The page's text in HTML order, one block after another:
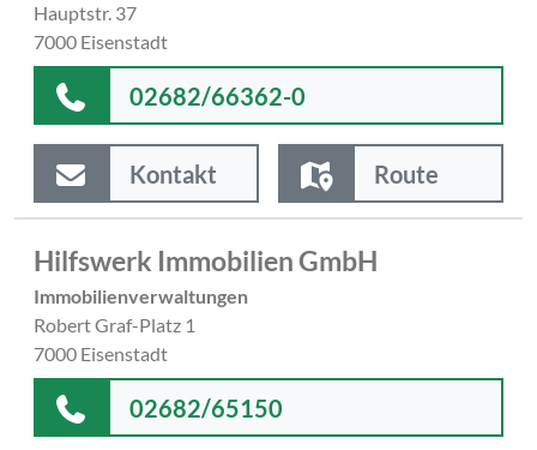
Hauptstr. 37
7000 Eisenstadt
02682/66362-0
Kontakt Route
Hilfswerk Immobilien GmbH
Immobilienverwaltungen
Robert Graf-Platz 1
7000 Eisenstadt
02682/65150